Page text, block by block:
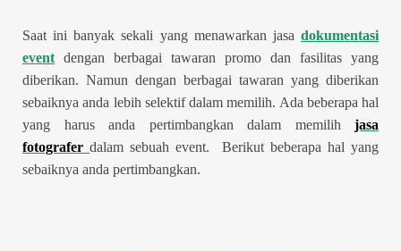
Saat ini banyak sekali yang menawarkan jasa dokumentasi
event dengan berbagai tawaran promo dan fasilitas yang
diberikan. Namun dengan berbagai tawaran yang diberikan
sebaiknya anda lebih selektif dalam memilih. Ada beberapa hal
yang harus anda pertimbangkan dalam memilih jasa
fotografer dalam sebuah event. Berikut beberapa hal yang
sebaiknya anda pertimbangkan.